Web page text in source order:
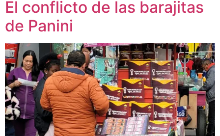
El conflicto de las barajitas
de Panini